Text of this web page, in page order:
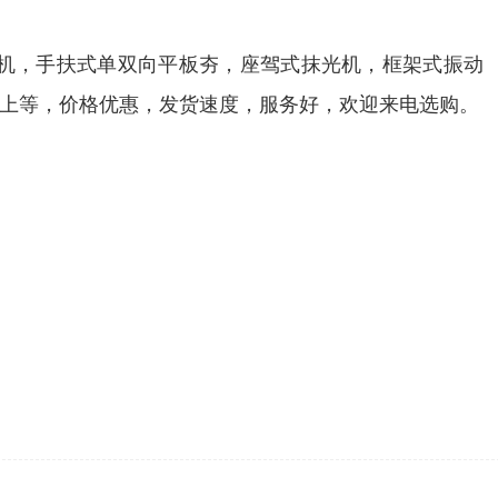
手扶式单双向平板夯，座驾式抹光机，框架式振动
，价格优惠，发货速度，服务好，欢迎来电选购。